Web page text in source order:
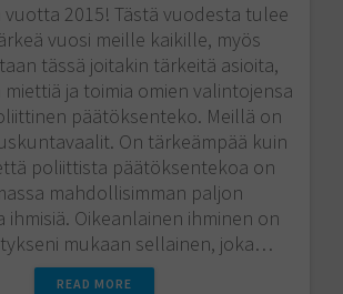
vuotta 2015! Tästä vuodesta tulee
vuosi meille kaikille, myös
tässä joitakin tärkeitä asioita,
ja toimia omien valintojensa
päätöksenteko. Meillä on
On tärkeämpää kuin
poliittista päätöksentekoa on
mahdollisimman paljon
ihmisiä. Oikeanlainen ihminen on
mukaan sellainen, joka…
READ MORE